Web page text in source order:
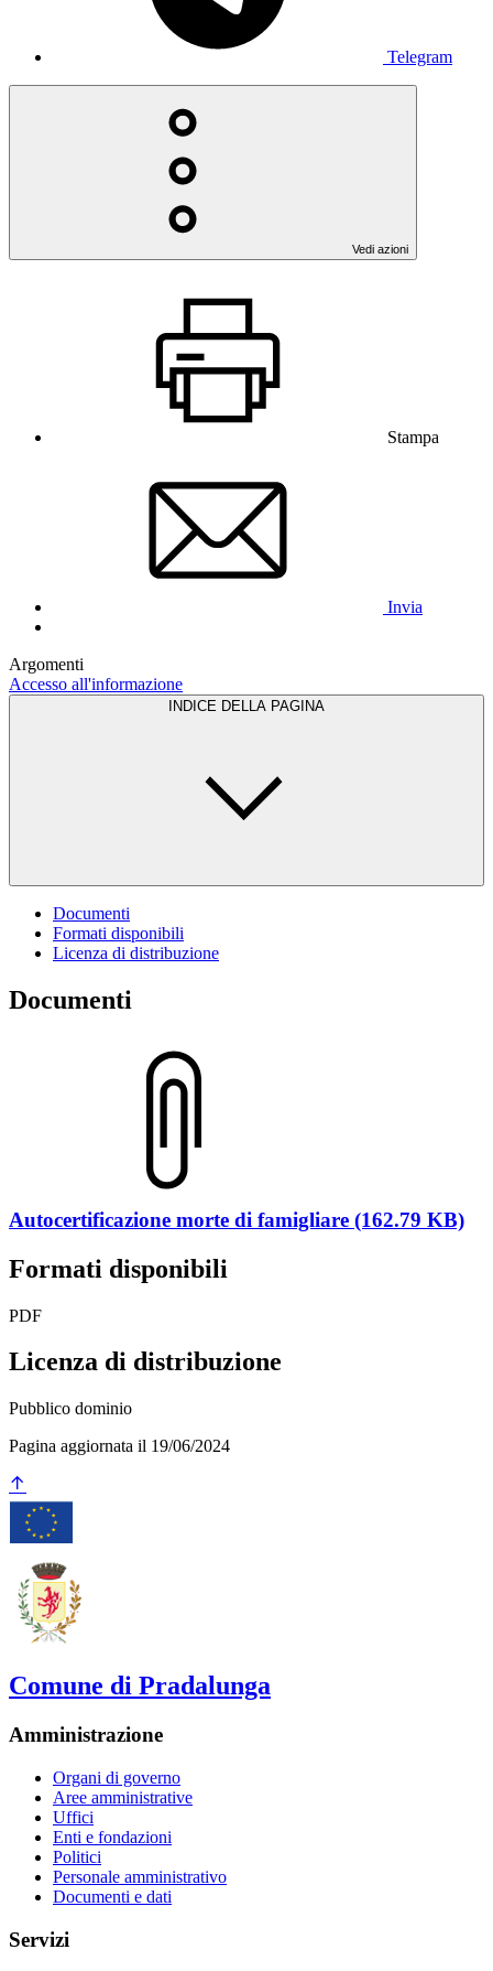
Telegram
Vedi azioni
Stampa
Invia
Argomenti
Accesso all'informazione
INDICE DELLA PAGINA
Documenti
Formati disponibili
Licenza di distribuzione
Documenti
Autocertificazione morte di famigliare (162.79 KB)
Formati disponibili
PDF
Licenza di distribuzione
Pubblico dominio
Pagina aggiornata il 19/06/2024
Comune di Pradalunga
Amministrazione
Organi di governo
Aree amministrative
Uffici
Enti e fondazioni
Politici
Personale amministrativo
Documenti e dati
Servizi